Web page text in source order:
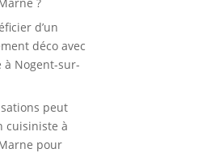
d’un
déco avec
Nogent-sur-
peut
cuisiniste à
pour